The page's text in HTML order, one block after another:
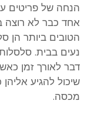
הנחה של פריטים
אחד כבר לא רוצה
הטובים ביותר הן
נעים בבית.
דבר לאורך זמן
שיכול להגיע
מכסה.